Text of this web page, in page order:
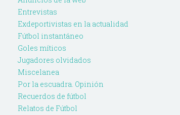
Entrevistas
Exdeportivistas en la actualidad
Fútbol instantáneo
Goles míticos
Jugadores olvidados
Miscelanea
Por la escuadra. Opinión
Recuerdos de fútbol
Relatos de Fútbol